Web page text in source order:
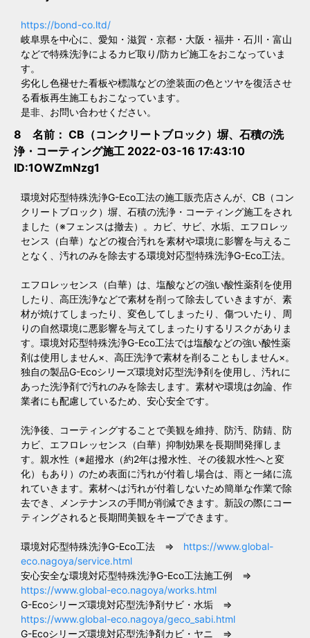
https://bond-co.ltd/
岐阜県を中心に、愛知・滋賀・京都・大阪・福井・石川・富山
などで特殊洗浄によるカビ取り/防カビ施工をおこなっていま
す。
劣化し色褪せた看板や標識などの塗装面の色とツヤを復活させ
る看板再生施工もおこなっています。
是非、お問い合わせください。
8 名前： CB（コンクリートブロック）塀、石積の洗
浄・コーティング施工 2022-03-16 17:43:10
ID:1OWZmNzg1
環境対応型特殊洗浄G-Eco工法の施工販売店さんが、CB（コン
クリートブロック）塀、石積の洗浄・コーティング施工をされ
ました（※フェンスは撤去）。カビ、サビ、水垢、エフロレッ
センス（白華）などの複合汚れを素材や環境に影響を与えるこ
となく、汚れのみを除去する環境対応型特殊洗浄G-Eco工法。
エフロレッセンス（白華）は、塩酸などの強い酸性薬剤を使用
したり、高圧洗浄などで素材を削って除去していきますが、素
材が焼けてしまったり、変色してしまったり、傷ついたり、周
りの自然環境に悪影響を与えてしまったりするリスクがありま
す。環境対応型特殊洗浄G-Eco工法では塩酸などの強い酸性薬
剤は使用しません×、高圧洗浄で素材を削ることもしません×。
独自の製品G-Ecoシリーズ環境対応型洗浄剤を使用し、汚れに
あった洗浄剤で汚れのみを除去します。素材や環境は勿論、作
業者にも配慮しているため、安心安全です。
洗浄後、コーティングすることで美観を維持、防汚、防錆、防
カビ、エフロレッセンス（白華）抑制効果を長期間発揮しま
す。親水性（※超撥水（約2年は撥水性、その後親水性へと変
化）もあり）のため表面に汚れが付着し場合は、雨と一緒に流
れていきます。素材へは汚れが付着しないため簡単な作業で除
去でき、メンテナンスの手間が削減できます。新設の際にコー
ティングされると長期間美観をキープできます。
環境対応型特殊洗浄G-Eco工法 ⇒ https://www.global-
eco.nagoya/service.html
安心安全な環境対応型特殊洗浄G-Eco工法施工例 ⇒
https://www.global-eco.nagoya/works.html
G-Ecoシリーズ環境対応型洗浄剤サビ・水垢 ⇒
https://www.global-eco.nagoya/geco_sabi.html
G-Ecoシリーズ環境対応型洗浄剤カビ・ヤニ ⇒